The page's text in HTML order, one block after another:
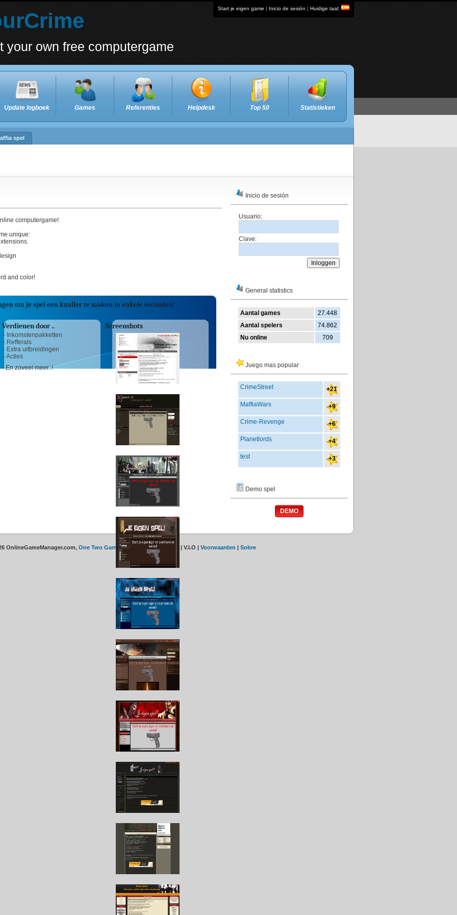
your own free computergame
Start je eigen game | Inicio de sesión | Huidige taal:
Update logboek Games Referenties Helpdesk Top 50 Statistieken
spel
computergame!
unique:
and color!
om je spel een knaller te maken in enkele seconden!
Verdienen door ..
- Inkomstenpakketten
- Refferals
- Extra uitbreidingen
- Acties
- En zoveel meer..!
Screenshots
Inicio de sesión
Usuario:
Clave:
General statistics
Aantal games
27.448
Aantal spelers
74.862
Nu online
709
Juego mas popular
CrimeStreet +21
MaffiaWars +9
Crime-Revenge +6
Planetlords +4
test +3
Demo spel
OnlineGameManager.com, One Two Gaming| All rights reserved | V.I.O | Voorwaarden | Sobre